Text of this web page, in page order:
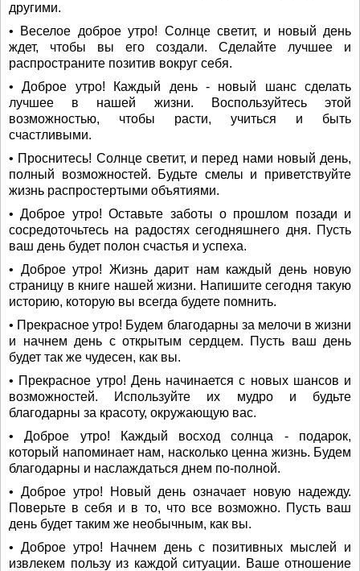
другими.
• Веселое доброе утро! Солнце светит, и новый день
ждет, чтобы вы его создали. Сделайте лучшее и
распространите позитив вокруг себя.
• Доброе утро! Каждый день - новый шанс сделать
лучшее в нашей жизни. Воспользуйтесь этой
возможностью, чтобы расти, учиться и быть
счастливыми.
• Проснитесь! Солнце светит, и перед нами новый день,
полный возможностей. Будьте смелы и приветствуйте
жизнь распростертыми объятиями.
• Доброе утро! Оставьте заботы о прошлом позади и
сосредоточьтесь на радостях сегодняшнего дня. Пусть
ваш день будет полон счастья и успеха.
• Доброе утро! Жизнь дарит нам каждый день новую
страницу в книге нашей жизни. Напишите сегодня такую
историю, которую вы всегда будете помнить.
• Прекрасное утро! Будем благодарны за мелочи в жизни
и начнем день с открытым сердцем. Пусть ваш день
будет так же чудесен, как вы.
• Прекрасное утро! День начинается с новых шансов и
возможностей. Используйте их мудро и будьте
благодарны за красоту, окружающую вас.
• Доброе утро! Каждый восход солнца - подарок,
который напоминает нам, насколько ценна жизнь. Будем
благодарны и наслаждаться днем по-полной.
• Доброе утро! Новый день означает новую надежду.
Поверьте в себя и в то, что все возможно. Пусть ваш
день будет таким же необычным, как вы.
• Доброе утро! Начнем день с позитивных мыслей и
извлекем пользу из каждой ситуации. Ваше отношение